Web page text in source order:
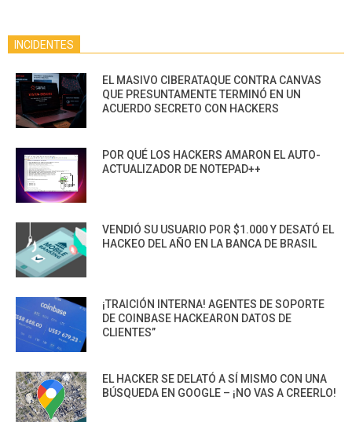
INCIDENTES
EL MASIVO CIBERATAQUE CONTRA CANVAS
QUE PRESUNTAMENTE TERMINÓ EN UN
ACUERDO SECRETO CON HACKERS
POR QUÉ LOS HACKERS AMARON EL AUTO-
ACTUALIZADOR DE NOTEPAD++
VENDIÓ SU USUARIO POR $1.000 Y DESATÓ EL
HACKEO DEL AÑO EN LA BANCA DE BRASIL
¡TRAICIÓN INTERNA! AGENTES DE SOPORTE
DE COINBASE HACKEARON DATOS DE
CLIENTES”
EL HACKER SE DELATÓ A SÍ MISMO CON UNA
BÚSQUEDA EN GOOGLE – ¡NO VAS A CREERLO!